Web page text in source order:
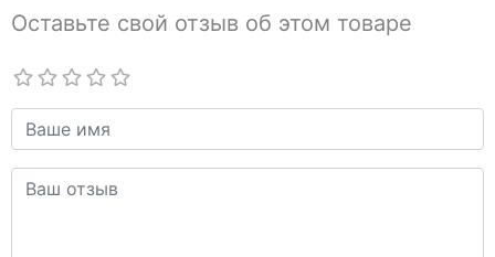
Оставьте свой отзыв об этом товаре